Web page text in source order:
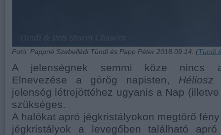
Fotó: Pappné Szebellédi Tündi és Papp Péter 2018.09.14. (Tündi
A jelenségnek semmi köze nincs a
Elnevezése a görög napisten, Héliosz
jelenség létrejöttéhez ugyanis a Nap
szükséges.
A halókat apró jégkristályokon megtörő
jégkristályok a levegőben található